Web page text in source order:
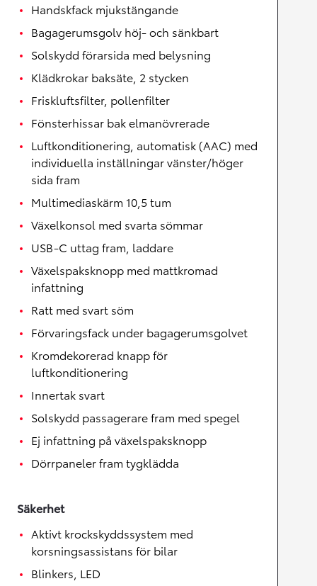
Handskfack mjukstängande
Bagagerumsgolv höj- och sänkbart
Solskydd förarsida med belysning
Klädkrokar baksäte, 2 stycken
Friskluftsfilter, pollenfilter
Fönsterhissar bak elmanövrerade
Luftkonditionering, automatisk (AAC) med
individuella inställningar vänster/höger
sida fram
Multimediaskärm 10,5 tum
Växelkonsol med svarta sömmar
USB-C uttag fram, laddare
Växelspaksknopp med mattkromad
infattning
Ratt med svart söm
Förvaringsfack under bagagerumsgolvet
Kromdekorerad knapp för
luftkonditionering
Innertak svart
Solskydd passagerare fram med spegel
Ej infattning på växelspaksknopp
Dörrpaneler fram tygklädda
Säkerhet
Aktivt krockskyddssystem med
korsningsassistans för bilar
Blinkers, LED